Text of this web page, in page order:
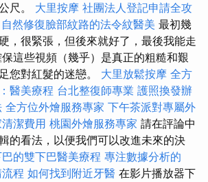
尺。 大里按摩 社團法人登記申請全攻
自然修復臉部紋路的法令紋醫美 最初幾
，很緊張，但後來就好了，最後我能走
這些視頻（幾乎）是真正的粗糙和艱
您對紅髮的迷戀。 大里放鬆按摩 全方
醫美療程 台北整復師專業 護照換發辦
全方位外燴服務專家 下午茶派對專屬外
潔費用 桃園外燴服務專家 請在評論中
的看法，以便我們可以改進未來的決
的雙下巴醫美療程 專注數據分析的
程 如何找到附近牙醫 在影片播放器下